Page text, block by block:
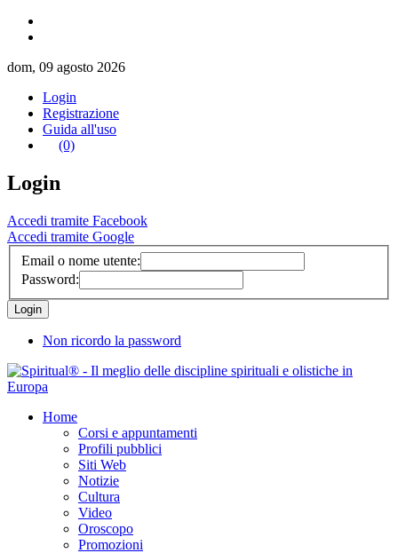
dom, 09 agosto 2026
Login
Registrazione
Guida all'uso
(0)
Login
Accedi tramite Facebook
Accedi tramite Google
Email o nome utente:
Password:
Non ricordo la password
Home
Corsi e appuntamenti
Profili pubblici
Siti Web
Notizie
Cultura
Video
Oroscopo
Promozioni